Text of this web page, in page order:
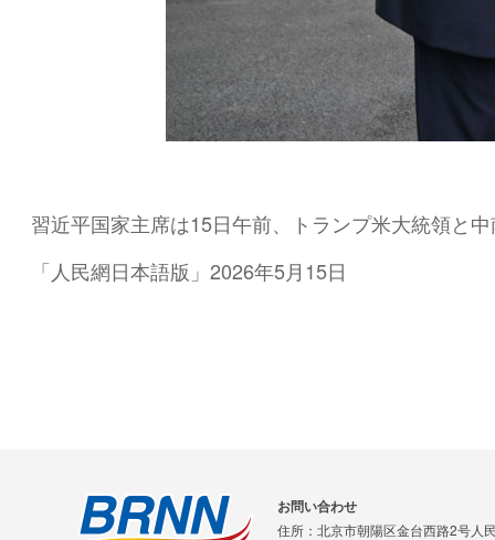
習近平国家主席は15日午前、トランプ米大統領と
「人民網日本語版」2026年5月15日
お問い合わせ
住所：北京市朝陽区金台西路2号人